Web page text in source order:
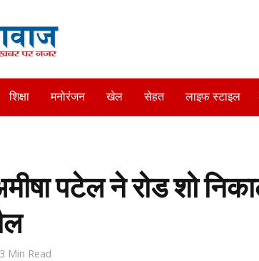
शिक्षा मनोरंजन खेल सेहत लाइफ स्टाइल
पटेल ने रोड शो
3 Min Read